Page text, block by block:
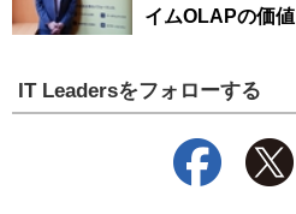
イムOLAPの価値
IT Leadersをフォローする